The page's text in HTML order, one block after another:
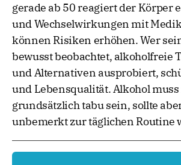
gerade ab 50 reagiert der Körper
und Wechselwirkungen mit
können Risiken erhöhen. Wer
bewusst beobachtet, alkoholfreie
und Alternativen ausprobiert,
und Lebensqualität. Alkohol
grundsätzlich tabu sein, sollte
unbemerkt zur täglichen Routine